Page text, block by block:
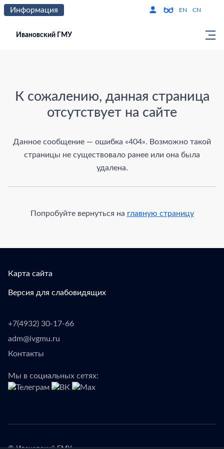
Информация Версия для
EN CN
Ивановский ГМУ
К сожалению, данная страница
отсутствует на сайте
Данное сообщение — ошибка «404». Возможно такой
страницы не существовало ранее или она была
удалена.
Попробуйте вернуться на главную страницу
Карта сайта
Версия для слабовидящих
+7(4932) 30-17-66
adm@ivgmu.ru
Контакты
Мы в социальных сетях: